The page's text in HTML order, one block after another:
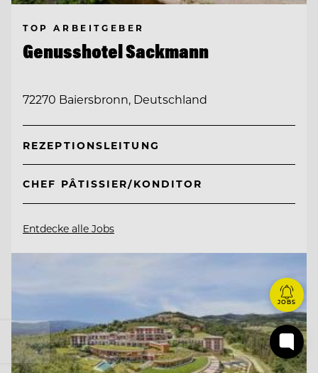
TOP ARBEITGEBER
Genusshotel Sackmann
72270 Baiersbronn, Deutschland
REZEPTIONSLEITUNG
CHEF PÂTISSIER/KONDITOR
Entdecke alle Jobs
JOBS